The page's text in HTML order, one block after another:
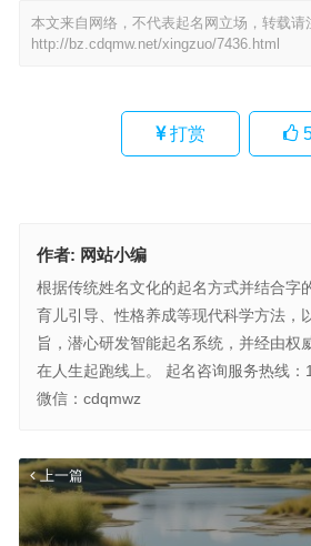
本文来自网络，不代表起名网立场，转载请
http://bz.cdqmw.net/xingzuo/7436.html
打赏
作者: 网站小编
根据传统姓名文化的起名方式并结合字
育儿引导、性格养成等现代科学方法，
旨，潜心研发智能起名系统，并经由权
在人生起跑线上。 起名咨询服务热线
微信：cdqmwz
上一篇